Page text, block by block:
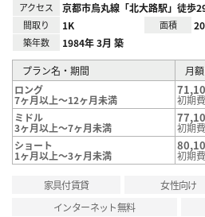
アクセス 京都市烏丸線「北大路駅」徒歩
間取り 1K 面積
築年数 1984年 3月 築
プラン名・期間
月
ロング
7ヶ月以上～12ヶ月未満
初期
ミドル
3ヶ月以上～7ヶ月未満
初期
ショート
1ヶ月以上～3ヶ月未満 初期
家具付賃貸 女性向け
インターネット無料